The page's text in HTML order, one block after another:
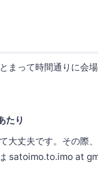
まって時間通りに会
たり
大丈夫です。その際
satoimo.to.imo at